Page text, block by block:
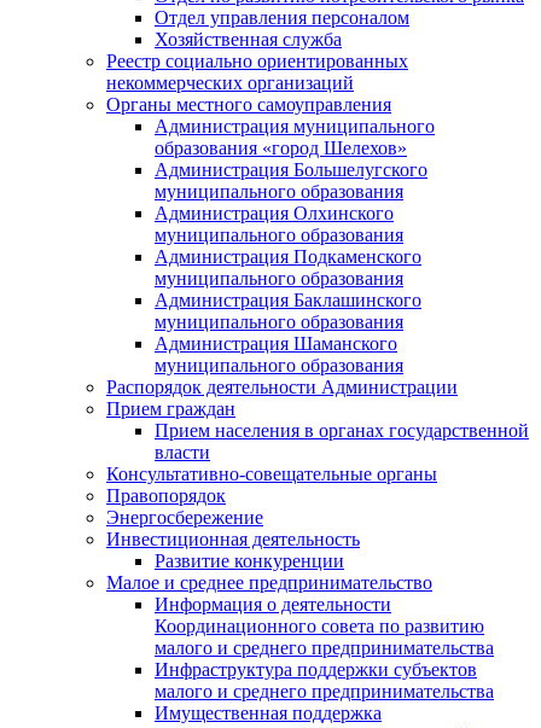
Отдел управления персоналом
Хозяйственная служба
Реестр социально ориентированных
некоммерческих организаций
Органы местного самоуправления
Администрация муниципального
образования «город Шелехов»
Администрация Большелугского
муниципального образования
Администрация Олхинского
муниципального образования
Администрация Подкаменского
муниципального образования
Администрация Баклашинского
муниципального образования
Администрация Шаманского
муниципального образования
Распорядок деятельности Администрации
Прием граждан
Прием населения в органах государственной
власти
Консультативно-совещательные органы
Правопорядок
Энергосбережение
Инвестиционная деятельность
Развитие конкуренции
Малое и среднее предпринимательство
Информация о деятельности
Координационного совета по развитию
малого и среднего предпринимательства
Инфраструктура поддержки субъектов
малого и среднего предпринимательства
Имущественная поддержка